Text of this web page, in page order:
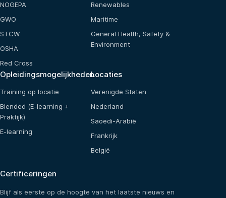
NOGEPA
GWO
STCW
OSHA
Red Cross
Renewables
Maritime
General Health, Safety &
Environment
Opleidingsmogelijkheden
Training op locatie
Blended (E-learning +
Praktijk)
E-learning
Locaties
Verenigde Staten
Nederland
Saoedi-Arabië
Frankrijk
België
Certificeringen
Blijf als eerste op de hoogte van het laatste nieuws en